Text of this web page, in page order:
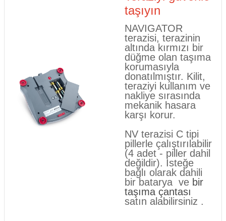
taşıyın
NAVIGATOR
terazisi, terazinin
altında kırmızı bir
düğme olan taşıma
korumasıyla
donatılmıştır. Kilit,
teraziyi kullanım ve
nakliye sırasında
mekanik hasara
karşı korur.
NV terazisi C tipi
pillerle çalıştırılabilir
(4 adet - piller dahil
değildir). İsteğe
bağlı olarak dahili
bir bataryave bir
taşıma çantası
satın alabilirsiniz .